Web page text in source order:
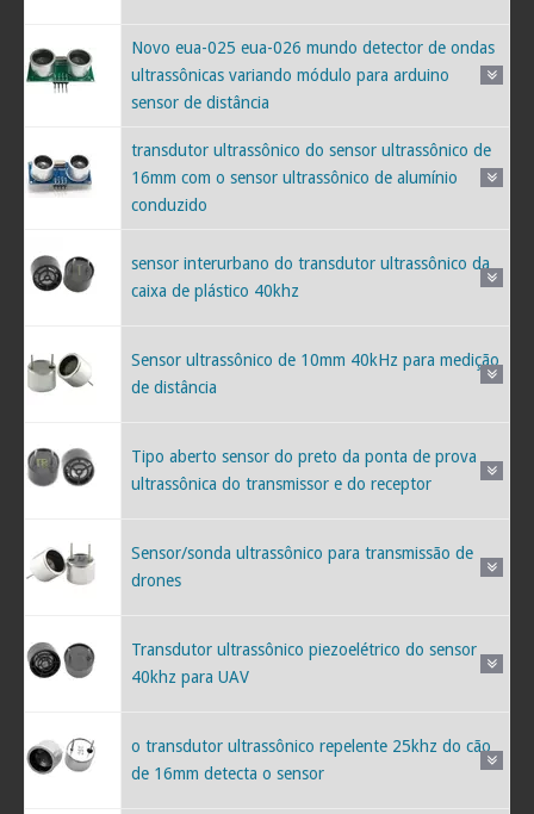
Novo eua-025 eua-026 mundo detector de ondas
ultrassônicas variando módulo para arduino
sensor de distância
transdutor ultrassônico do sensor ultrassônico de
16mm com o sensor ultrassônico de alumínio
conduzido
sensor interurbano do transdutor ultrassônico da
caixa de plástico 40khz
Sensor ultrassônico de 10mm 40kHz para medição
de distância
Tipo aberto sensor do preto da ponta de prova
ultrassônica do transmissor e do receptor
Sensor/sonda ultrassônico para transmissão de
drones
Transdutor ultrassônico piezoelétrico do sensor
40khz para UAV
o transdutor ultrassônico repelente 25khz do cão
de 16mm detecta o sensor